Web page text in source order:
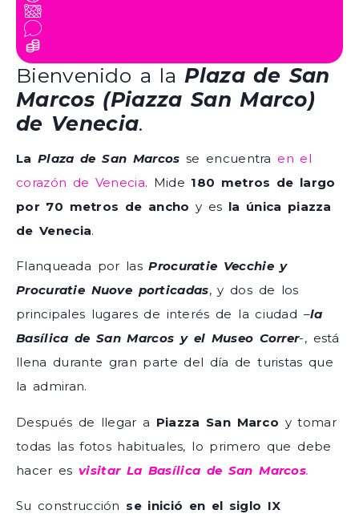
Bienvenido a la Plaza de San
Marcos (Piazza San Marco)
de Venecia.
LaPlaza de San Marcos se encuentra en el
corazón de Venecia. Mide 180 metros de largo
por 70 metros de ancho y es la única piazza
de Venecia.
Flanqueada por lasProcuratie Vecchie y
Procuratie Nuove porticadas, y dos de los
principales lugares de interés de la ciudad –la
Basílica de San Marcos y el Museo Correr-, está
llena durante gran parte del día de turistas que
la admiran.
Después de llegar a Piazza San Marco y tomar
todas las fotos habituales, lo primero que debe
hacer esvisitar La Basílica de San Marcos.
Su construcción se inició en el siglo IX